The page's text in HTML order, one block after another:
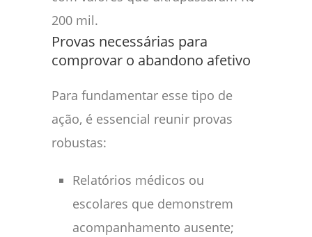
200 mil.
Provas necessárias para
comprovar o abandono afetivo
Para fundamentar esse tipo de
ação, é essencial reunir provas
robustas:
Relatórios médicos ou
escolares que demonstrem
acompanhamento ausente;